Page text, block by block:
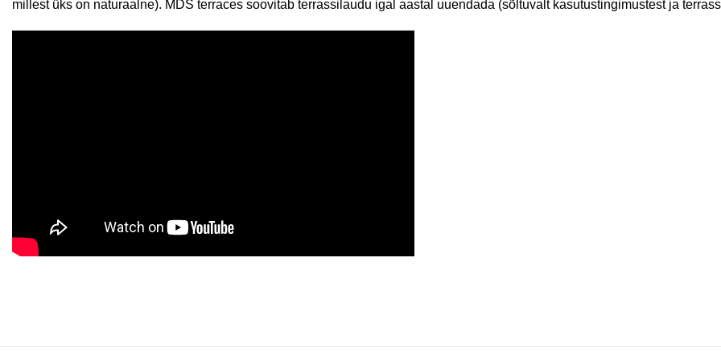
millest üks on naturaalne). MDS terraces soovitab terrassilaudu igal aastal uuendada (sõltuvalt kasutustingimustest ja